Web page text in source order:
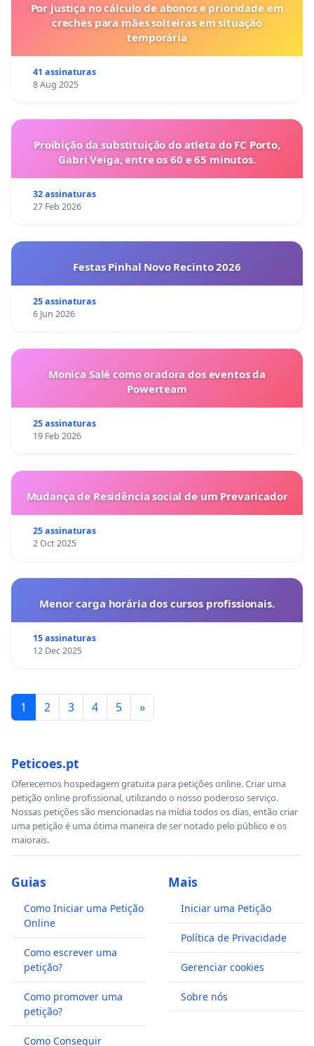
Por justiça no cálculo de abonos e prioridade em
creches para mães solteiras em situação
temporária
41 assinaturas
8 Aug 2025
Proibição da substituição do atleta do FC Porto,
Gabri Veiga, entre os 60 e 65 minutos.
32 assinaturas
27 Feb 2026
Festas Pinhal Novo Recinto 2026
25 assinaturas
6 Jun 2026
Monica Salé como oradora dos eventos da
Powerteam
25 assinaturas
19 Feb 2026
Mudança de Residência social de um Prevaricador
25 assinaturas
2 Oct 2025
Menor carga horária dos cursos profissionais.
15 assinaturas
12 Dec 2025
1 2 3 4 5 »
Peticoes.pt
Oferecemos hospedagem gratuita para petições online. Criar uma
petição online profissional, utilizando o nosso poderoso serviço.
Nossas petições são mencionadas na mídia todos os dias, então criar
uma petição é uma ótima maneira de ser notado pelo público e os
maiorais.
Guias
Como Iniciar uma Petição
Online
Como escrever uma
petição?
Como promover uma
petição?
Como Conseguir
Mais
Iniciar uma Petição
Política de Privacidade
Gerenciar cookies
Sobre nós